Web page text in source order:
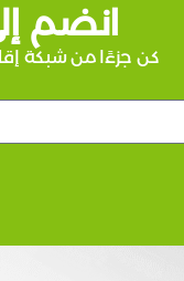
انضم
كن جزءًا من شبكة